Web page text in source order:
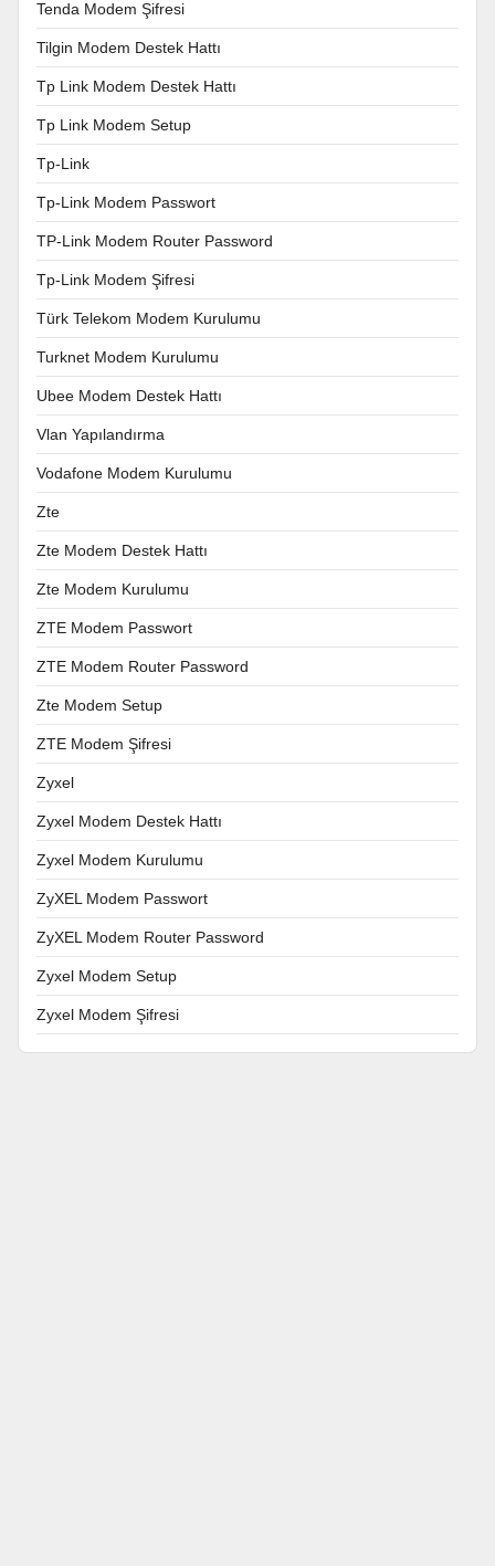
Tenda Modem Şifresi
Tilgin Modem Destek Hattı
Tp Link Modem Destek Hattı
Tp Link Modem Setup
Tp-Link
Tp-Link Modem Passwort
TP-Link Modem Router Password
Tp-Link Modem Şifresi
Türk Telekom Modem Kurulumu
Turknet Modem Kurulumu
Ubee Modem Destek Hattı
Vlan Yapılandırma
Vodafone Modem Kurulumu
Zte
Zte Modem Destek Hattı
Zte Modem Kurulumu
ZTE Modem Passwort
ZTE Modem Router Password
Zte Modem Setup
ZTE Modem Şifresi
Zyxel
Zyxel Modem Destek Hattı
Zyxel Modem Kurulumu
ZyXEL Modem Passwort
ZyXEL Modem Router Password
Zyxel Modem Setup
Zyxel Modem Şifresi